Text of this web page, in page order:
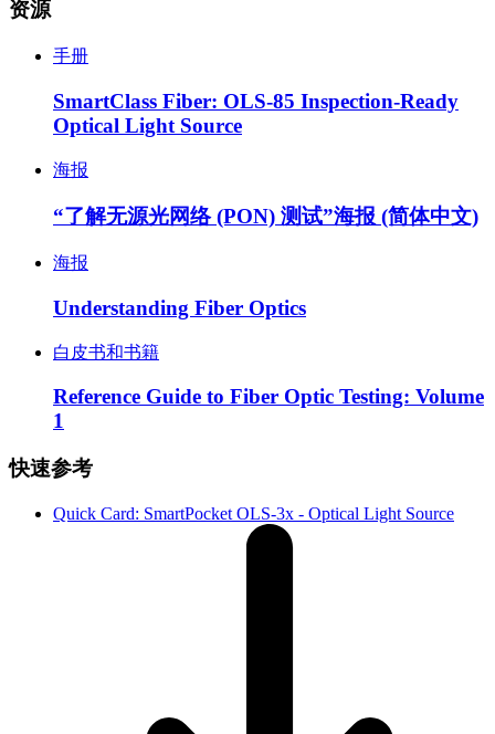
资源
手册
SmartClass Fiber: OLS-85 Inspection-Ready
Optical Light Source
海报
“了解无源光网络 (PON) 测试”海报 (简体中文)
海报
Understanding Fiber Optics
白皮书和书籍
Reference Guide to Fiber Optic Testing: Volume
1
快速参考
Quick Card: SmartPocket OLS-3x - Optical Light Source